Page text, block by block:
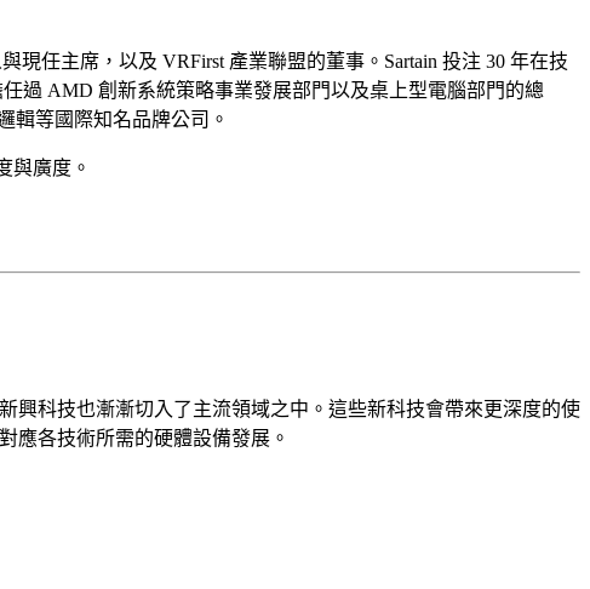
任主席，以及 VRFirst 產業聯盟的董事。Sartain 投注 30 年在技
過 AMD 創新系統策略事業發展部門以及桌上型電腦部門的總
輯等國際知名品牌公司。
與廣度。
興科技也漸漸切入了主流領域之中。這些新科技會帶來更深度的使
應各技術所需的硬體設備發展。